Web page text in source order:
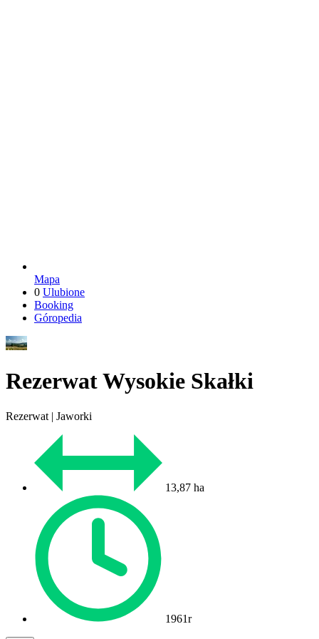
Mapa
0 Ulubione
Booking
Góropedia
Rezerwat Wysokie Skałki
Rezerwat | Jaworki
13,87 ha
1961r